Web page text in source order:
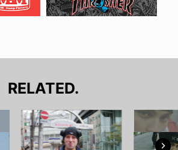
RELATED.